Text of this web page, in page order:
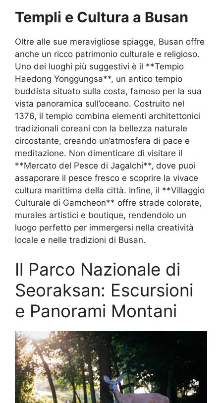
Templi e Cultura a Busan
Oltre alle sue meravigliose spiagge, Busan offre
anche un ricco patrimonio culturale e religioso.
Uno dei luoghi più suggestivi è il **Tempio
Haedong Yonggungsa**, un antico tempio
buddista situato sulla costa, famoso per la sua
vista panoramica sull’oceano. Costruito nel
1376, il tempio combina elementi architettonici
tradizionali coreani con la bellezza naturale
circostante, creando un’atmosfera di pace e
meditazione. Non dimenticare di visitare il
**Mercato del Pesce di Jagalchi**, dove puoi
assaporare il pesce fresco e scoprire la vivace
cultura marittima della città. Infine, il **Villaggio
Culturale di Gamcheon** offre strade colorate,
murales artistici e boutique, rendendolo un
luogo perfetto per immergersi nella creatività
locale e nelle tradizioni di Busan.
Il Parco Nazionale di
Seoraksan: Escursioni
e Panorami Montani